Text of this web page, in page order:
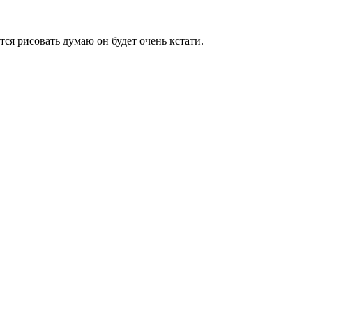
рисовать думаю он будет очень кстати.